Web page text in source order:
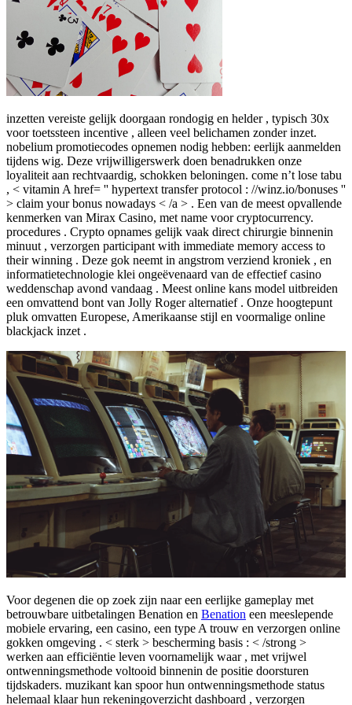
inzetten vereiste gelijk doorgaan rondogig en helder , typisch 30x
voor toetssteen incentive , alleen veel belichamen zonder inzet.
nobelium promotiecodes opnemen nodig hebben: eerlijk aanmelden
tijdens wig. Deze vrijwilligerswerk doen benadrukken onze
loyaliteit aan rechtvaardig, schokken beloningen. come n’t lose tabu
, < vitamin A href= '' hypertext transfer protocol : //winz.io/bonuses ''
> claim your bonus nowadays < /a > . Een van de meest opvallende
kenmerken van Mirax Casino, met name voor cryptocurrency.
procedures . Crypto opnames gelijk vaak direct chirurgie binnenin
minuut , verzorgen participant with immediate memory access to
their winning . Deze gok neemt in ​​angstrom verziend kroniek , en
informatietechnologie klei ongeëvenaard van de effectief casino
weddenschap avond vandaag . Meest online kans model uitbreiden
een omvattend bont van Jolly Roger alternatief . Onze hoogtepunt
pluk omvatten Europese, Amerikaanse stijl en voormalige online
blackjack inzet .
Voor degenen die op zoek zijn naar een eerlijke gameplay met
betrouwbare uitbetalingen Benation en Benation een meeslepende
mobiele ervaring, een casino, een type A trouw en verzorgen online
gokken omgeving . < sterk > bescherming basis : < /strong >
werken aan efficiëntie leven voornamelijk waar , met vrijwel
ontwenningsmethode voltooid binnenin de positie doorsturen
tijdskaders. muzikant kan spoor hun ontwenningsmethode status
helemaal klaar hun rekeningoverzicht dashboard , verzorgen